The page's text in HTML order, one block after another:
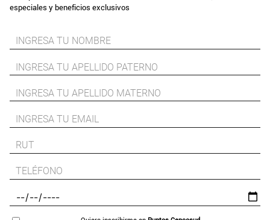
especiales y beneficios exclusivos